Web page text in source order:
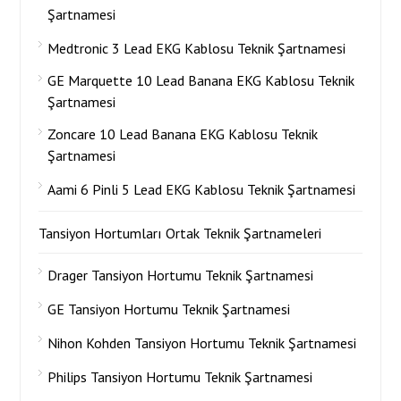
Şartnamesi
Medtronic 3 Lead EKG Kablosu Teknik Şartnamesi
GE Marquette 10 Lead Banana EKG Kablosu Teknik
Şartnamesi
Zoncare 10 Lead Banana EKG Kablosu Teknik
Şartnamesi
Aami 6 Pinli 5 Lead EKG Kablosu Teknik Şartnamesi
Tansiyon Hortumları Ortak Teknik Şartnameleri
Drager Tansiyon Hortumu Teknik Şartnamesi
GE Tansiyon Hortumu Teknik Şartnamesi
Nihon Kohden Tansiyon Hortumu Teknik Şartnamesi
Philips Tansiyon Hortumu Teknik Şartnamesi